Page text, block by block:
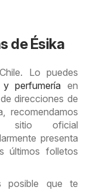
de Ésika
Lo puedes
y perfumería en
direcciones de
recomendamos
oficial
presenta
últimos folletos
posible que te